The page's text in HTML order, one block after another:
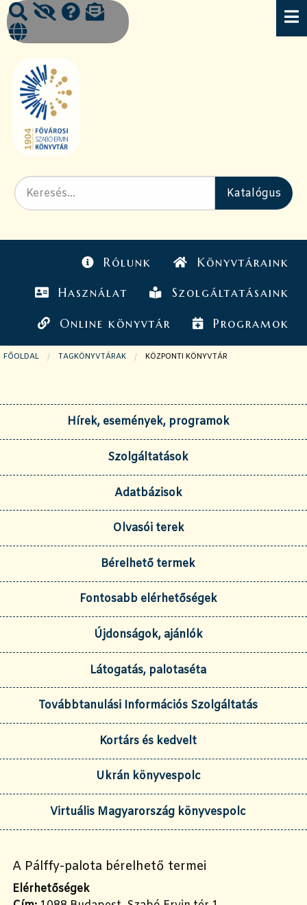
Rólunk Könyvtáraink
Használat Szolgáltatásaink
Online könyvtár Programok
FŐOLDAL TAGKÖNYVTÁRAK JELENLEGI OLDAL:
KÖZPONTI KÖNYVTÁR
Hírek, események, programok
Szolgáltatások
Adatbázisok
Olvasói terek
Bérelhető termek
Fontosabb elérhetőségek
Újdonságok, ajánlók
Látogatás, palotaséta
Továbbtanulási Információs Szolgáltatás
Kortárs és kedvelt
Ukrán könyvespolc
Virtuális Magyarország könyvespolc
A Pálffy-palota bérelhető termei
Elérhetőségek